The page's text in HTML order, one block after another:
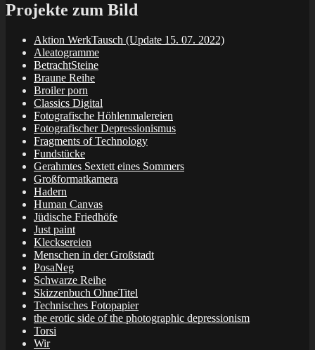
Projekte zum Bild
Aktion WerkTausch (Update 15. 07. 2022)
Aleatogramme
BetrachtSteine
Braune Reihe
Broiler porn
Classics Digital
Fotografische Höhlenmalereien
Fotografischer Depressionismus
Fragments of Technology
Fundstücke
Gerahmtes Sextett eines Sommers
Großformatkamera
Hadern
Human Canvas
Jüdische Friedhöfe
Just paint
Klecksereien
Menschen in der Großstadt
PosaNeg
Schwarze Reihe
Skizzenbuch OhneTitel
Technisches Fotopapier
the erotic side of the photographic depressionism
Torsi
Wir